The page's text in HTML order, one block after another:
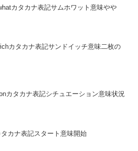
カタカナ表記サムホワット意味やや
カタカナ表記サンドイッチ意味二枚の
カタカナ表記シチュエーション意味状況
カナ表記スタート意味開始